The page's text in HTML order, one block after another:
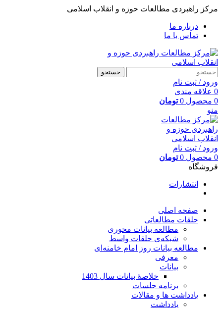
مرکز راهبردی مطالعات حوزه و انقلاب اسلامی
درباره ما
تماس با ما
جستجو
ورود / ثبت نام
0 علاقه مندی
0 محصول 0 تومان
منو
ورود / ثبت نام
0 محصول 0 تومان
فروشگاه
انتشارات
صفحه اصلی
حلقات مطالعاتی
مطالعه بیانات محوری
شبکه‌ی حلقات واسط
مطالعه بیانات روز امام خامنه‌ای
معرفی
بیانات
خلاصۀ بیانات سال 1403
برنامه جلسات
یادداشت ها و مقالات
یادداشت